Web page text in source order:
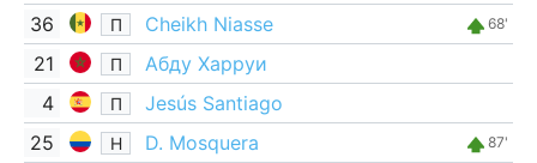
36
П Cheikh Niasse 68'
21 П
Абду Харруи
4
П
Jesús Santiago
25
Н D. Mosquera 87'